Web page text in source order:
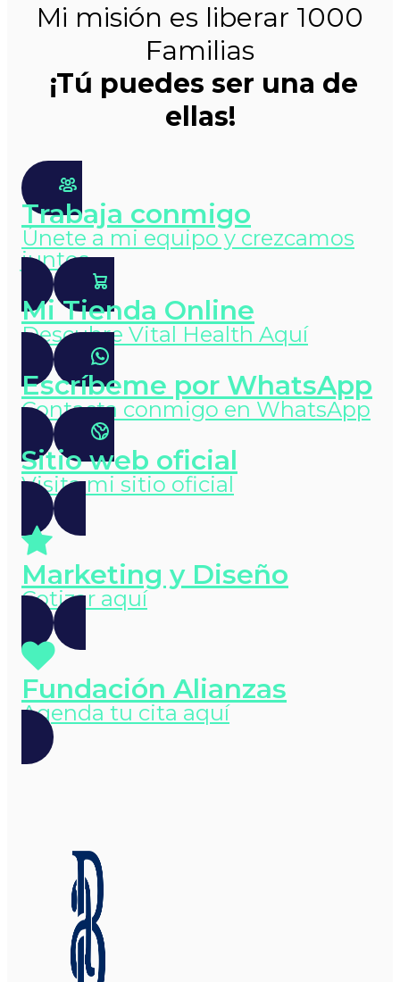
Mi misión es liberar 1000
Familias
¡Tú puedes ser una de
ellas!
Trabaja conmigo
Únete a mi equipo y crezcamos
juntos
Mi Tienda Online
Descubre Vital Health Aquí
Escríbeme por WhatsApp
Contacta conmigo en WhatsApp
Sitio web oficial
Visita mi sitio oficial
Marketing y Diseño
Cotizar aquí
Fundación Alianzas
Agenda tu cita aquí